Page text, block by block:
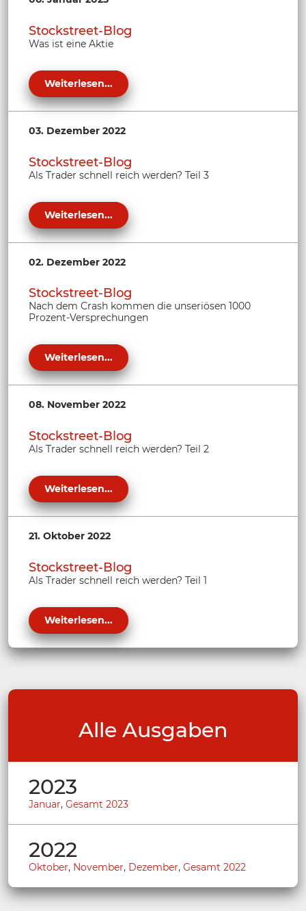
Stockstreet-Blog
Was ist eine Aktie
Weiterlesen...
03. Dezember 2022
Stockstreet-Blog
Als Trader schnell reich werden? Teil 3
Weiterlesen...
02. Dezember 2022
Stockstreet-Blog
Nach dem Crash kommen die unseriösen 1000
Prozent-Versprechungen
Weiterlesen...
08. November 2022
Stockstreet-Blog
Als Trader schnell reich werden? Teil 2
Weiterlesen...
21. Oktober 2022
Stockstreet-Blog
Als Trader schnell reich werden? Teil 1
Weiterlesen...
Alle Ausgaben
2023
Januar, Gesamt 2023
2022
Oktober, November, Dezember, Gesamt 2022